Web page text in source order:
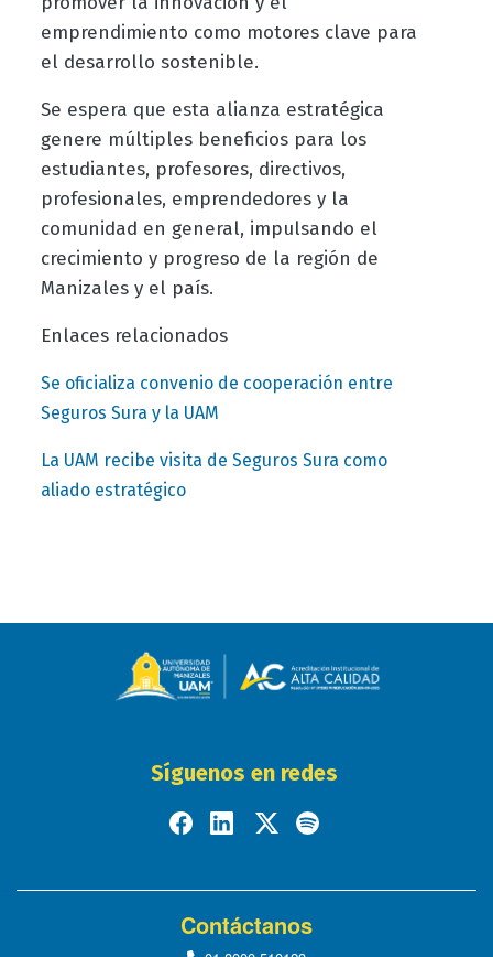
emprendimiento como motores clave para
el desarrollo sostenible.
Se espera que esta alianza estratégica
genere múltiples beneficios para los
estudiantes, profesores, directivos,
profesionales, emprendedores y la
comunidad en general, impulsando el
crecimiento y progreso de la región de
Manizales y el país.
Enlaces relacionados
Se oficializa convenio de cooperación entre
Seguros Sura y la UAM
La UAM recibe visita de Seguros Sura como
aliado estratégico
Síguenos en redes
Contáctanos